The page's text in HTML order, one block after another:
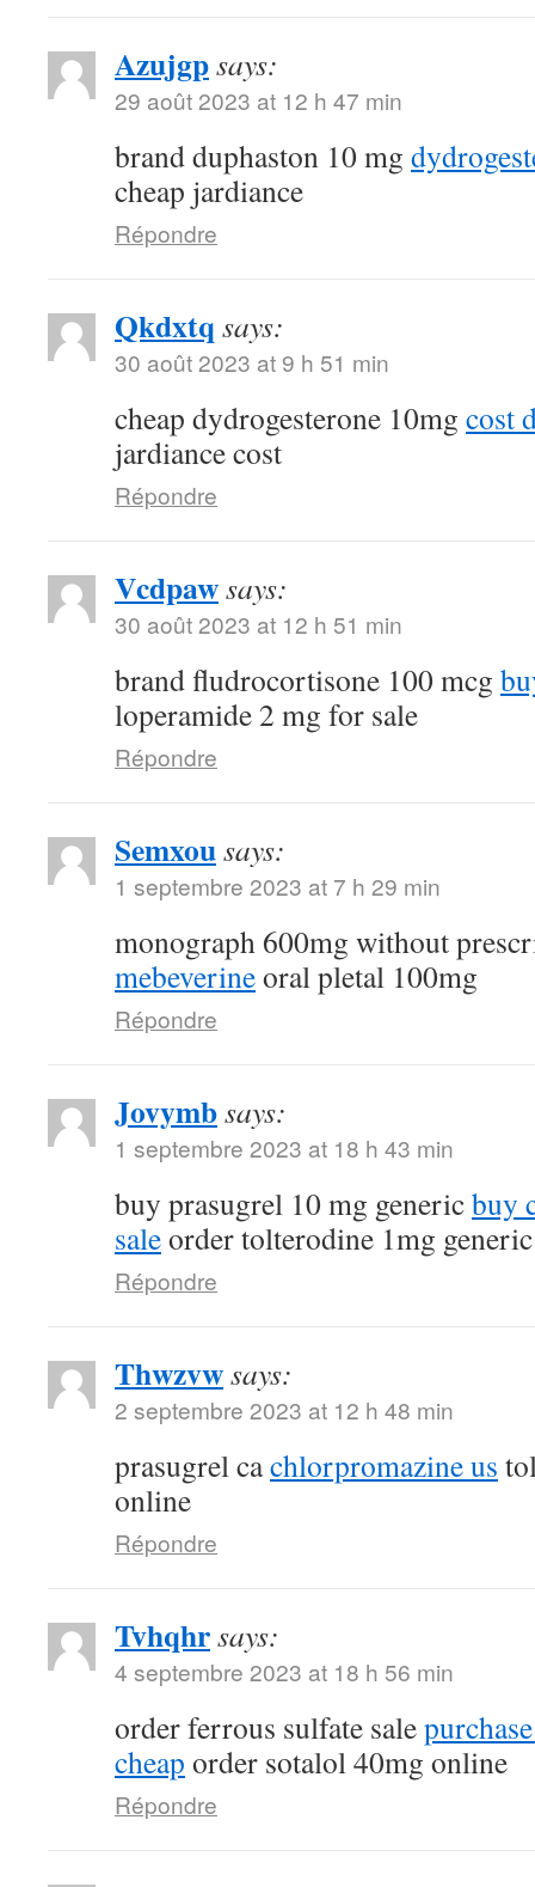
Azujgpsays:
29 août 2023 at 12 h 47 min
brand duphaston 10 mg
cheap jardiance
Répondre
Qkdxtq says:
30 août 2023 at 9 h 51 min
cheap dydrogesterone 10mg cost
jardiance cost
Répondre
Vcdpawsays:
30 août 2023 at 12 h 51 min
brand fludrocortisone 100 mcg
loperamide 2 mg for sale
Répondre
Semxousays:
1 septembre 2023 at 7 h 29 min
monograph 600mg without
mebeverineoral pletal 100mg
Répondre
Jovymbsays:
1 septembre 2023 at 18 h 43 min
buy prasugrel 10 mg genericbuy
saleorder tolterodine 1mg generic
Répondre
Thwzvwsays:
2 septembre 2023 at 12 h 48 min
prasugrel cachlorpromazine us
online
Répondre
Tvhqhrsays:
4 septembre 2023 at 18 h 56 min
order ferrous sulfate sale
cheap order sotalol 40mg online
Répondre